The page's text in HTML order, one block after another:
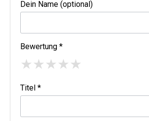
Dein Name (optional)
Bewertung *
★★★★★
Titel *